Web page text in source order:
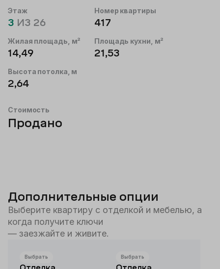
Этаж
3 ИЗ 26
Номер квартиры
417
Жилая площадь, м²
14,49
Площадь кухни, м²
21,53
Высота потолка, м
2,64
Стоимость
Продано
Дополнительные опции
Выберите квартиру с отделкой и мебелью, а
когда получите ключи
— заезжайте и живите.
Выбрать Выбрать